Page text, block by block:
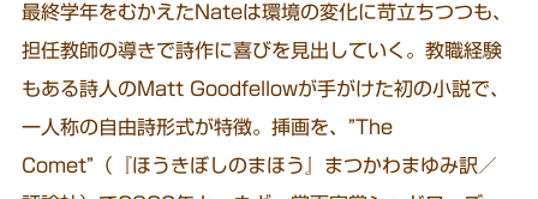
最終学年をむかえたNateは環境の変化に苛立ちつつも、
担任教師の導きで詩作に喜びを見出していく。教職経験
もある詩人のMatt Goodfellowが手がけた初の小説で、
一人称の自由詩形式が特徴。挿画を、”The
Comet”（『ほうきぼしのまほう』まつかわまゆみ訳／